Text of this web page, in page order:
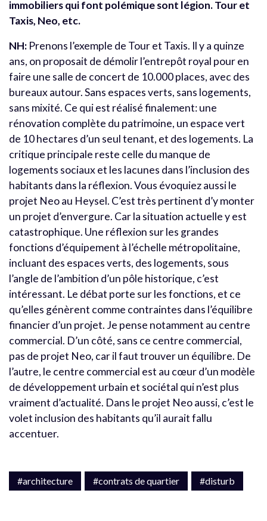
immobiliers qui font polémique sont légion. Tour et
Taxis, Neo, etc.
NH: Prenons l’exemple de Tour et Taxis. Il y a quinze
ans, on proposait de démolir l’entrepôt royal pour en
faire une salle de concert de 10.000 places, avec des
bureaux autour. Sans espaces verts, sans logements,
sans mixité. Ce qui est réalisé finalement: une
rénovation complète du patrimoine, un espace vert
de 10 hectares d’un seul tenant, et des logements. La
critique principale reste celle du manque de
logements sociaux et les lacunes dans l’inclusion des
habitants dans la réflexion. Vous évoquiez aussi le
projet Neo au Heysel. C’est très pertinent d’y monter
un projet d’envergure. Car la situation actuelle y est
catastrophique. Une réflexion sur les grandes
fonctions d’équipement à l’échelle métropolitaine,
incluant des espaces verts, des logements, sous
l’angle de l’ambition d’un pôle historique, c’est
intéressant. Le débat porte sur les fonctions, et ce
qu’elles génèrent comme contraintes dans l’équilibre
financier d’un projet. Je pense notamment au centre
commercial. D’un côté, sans ce centre commercial,
pas de projet Neo, car il faut trouver un équilibre. De
l’autre, le centre commercial est au cœur d’un modèle
de développement urbain et sociétal qui n’est plus
vraiment d’actualité. Dans le projet Neo aussi, c’est le
volet inclusion des habitants qu’il aurait fallu
accentuer.
#architecture #contrats de quartier #disturb